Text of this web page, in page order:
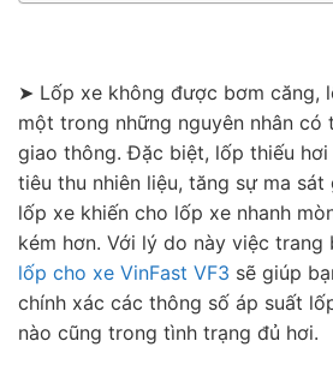
➤ Lốp xe không được bơm căng,
một trong những nguyên nhân có
giao thông. Đặc biệt, lốp thiếu
tiêu thu nhiên liệu, tăng sự ma
lốp xe khiến cho lốp xe nhanh
kém hơn. Với lý do này việc trang
lốp cho xe VinFast VF3 sẽ giúp
chính xác các thông số áp suất
nào cũng trong tình trạng đủ hơi.